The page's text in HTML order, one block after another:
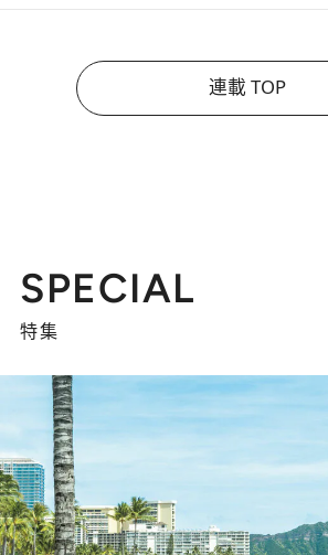
連載 TOP
SPECIAL
特集